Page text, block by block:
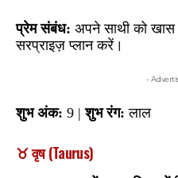
प्रेम संबंध: अपने साथी को
सरप्राइज़ प्लान करें।
-
शुभ अंक: 9 |शुभ रंग: लाल
♉ वृष (Taurus)